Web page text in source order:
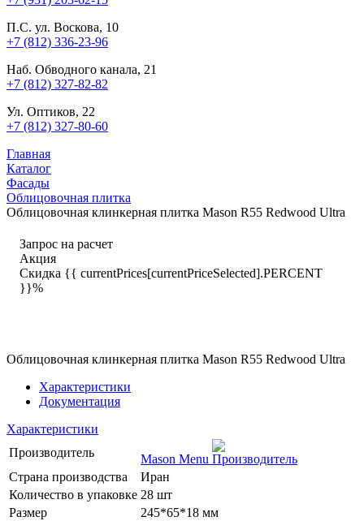
П.С. ул. Воскова, 10
+7 (812) 336-23-96
Наб. Обводного канала, 21
+7 (812) 327-82-82
Ул. Оптиков, 22
+7 (812) 327-80-60
Главная
Каталог
Фасады
Облицовочная плитка
Облицовочная клинкерная плитка Mason R55 Redwood Ultra
Запрос на расчет
Акция
Скидка {{ currentPrices[currentPriceSelected].PERCENT
}}%
Облицовочная клинкерная плитка Mason R55 Redwood Ultra
Характеристики
Документация
Характеристики
Производитель
Mason Menu
Страна производства
Иран
Количество в упаковке 28 шт
Размер
245*65*18 мм